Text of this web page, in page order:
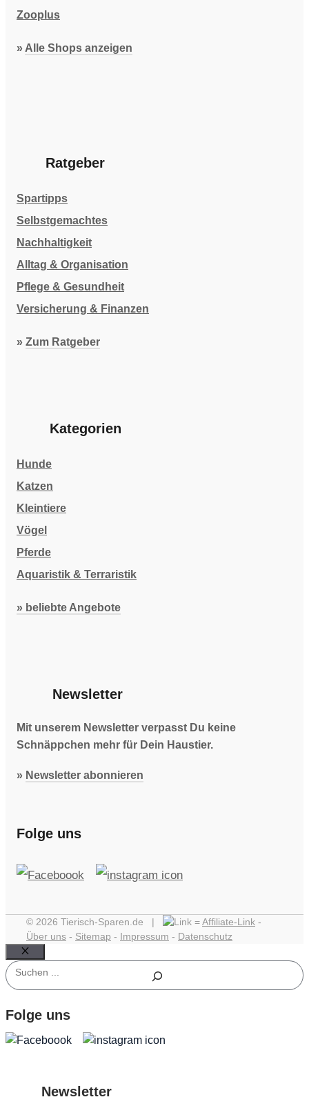
Zooplus
» Alle Shops anzeigen
Ratgeber
Spartipps
Selbstgemachtes
Nachhaltigkeit
Alltag & Organisation
Pflege & Gesundheit
Versicherung & Finanzen
» Zum Ratgeber
Kategorien
Hunde
Katzen
Kleintiere
Vögel
Pferde
Aquaristik & Terraristik
» beliebte Angebote
Newsletter
Mit unserem Newsletter verpasst Du keine
Schnäppchen mehr für Dein Haustier.
» Newsletter abonnieren
Folge uns
© 2026 Tierisch-Sparen.de | =Affiliate-Link -
Über uns - Sitemap - Impressum - Datenschutz
Schließen
Suchen
Folge uns
Newsletter